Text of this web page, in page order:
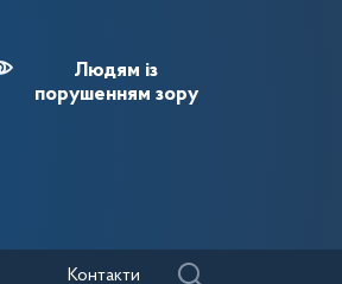
Людям із
порушенням зору
Контакти